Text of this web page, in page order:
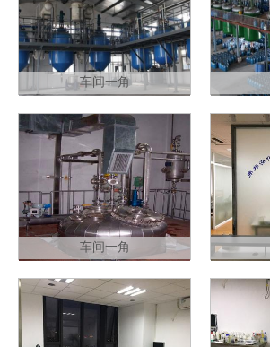
车间一角
车间一角